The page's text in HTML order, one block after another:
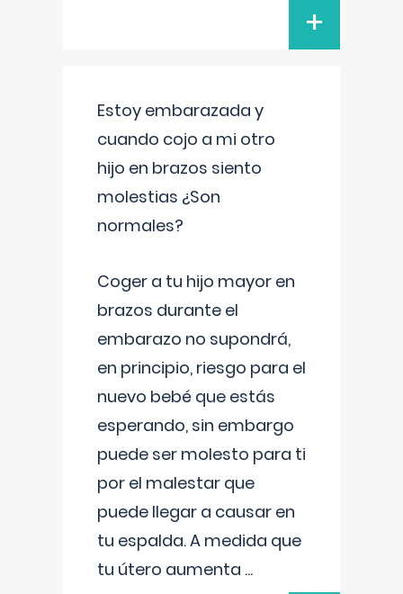
+
Estoy embarazada y
cuando cojo a mi otro
hijo en brazos siento
molestias ¿Son
normales?
Coger a tu hijo mayor en
brazos durante el
embarazo no supondrá,
en principio, riesgo para el
nuevo bebé que estás
esperando, sin embargo
puede ser molesto para ti
por el malestar que
puede llegar a causar en
tu espalda. A medida que
tu útero aumenta ...